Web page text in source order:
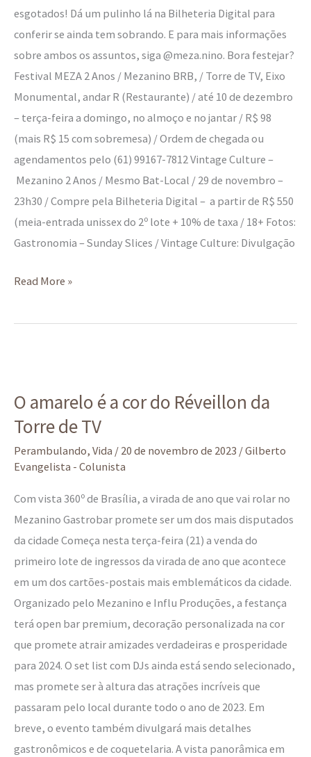
esgotados! Dá um pulinho lá na Bilheteria Digital para
conferir se ainda tem sobrando. E para mais informações
sobre ambos os assuntos, siga @meza.nino. Bora festejar?
Festival MEZA 2 Anos / Mezanino BRB, / Torre de TV, Eixo
Monumental, andar R (Restaurante) / até 10 de dezembro
– terça-feira a domingo, no almoço e no jantar / R$ 98
(mais R$ 15 com sobremesa) / Ordem de chegada ou
agendamentos pelo (61) 99167-7812 Vintage Culture –
Mezanino 2 Anos / Mesmo Bat-Local / 29 de novembro –
23h30 / Compre pela Bilheteria Digital – a partir de R$ 550
(meia-entrada unissex do 2º lote + 10% de taxa / 18+ Fotos:
Gastronomia – Sunday Slices / Vintage Culture: Divulgação
Read More »
O amarelo é a cor do Réveillon da
Torre de TV
Perambulando, Vida / 20 de novembro de 2023 /Gilberto
Evangelista - Colunista
Com vista 360º de Brasília, a virada de ano que vai rolar no
Mezanino Gastrobar promete ser um dos mais disputados
da cidade Começa nesta terça-feira (21) a venda do
primeiro lote de ingressos da virada de ano que acontece
em um dos cartões-postais mais emblemáticos da cidade.
Organizado pelo Mezanino e Influ Produções, a festança
terá open bar premium, decoração personalizada na cor
que promete atrair amizades verdadeiras e prosperidade
para 2024. O set list com DJs ainda está sendo selecionado,
mas promete ser à altura das atrações incríveis que
passaram pelo local durante todo o ano de 2023. Em
breve, o evento também divulgará mais detalhes
gastronômicos e de coquetelaria. A vista panorâmica em
é
a
cor
do
TV